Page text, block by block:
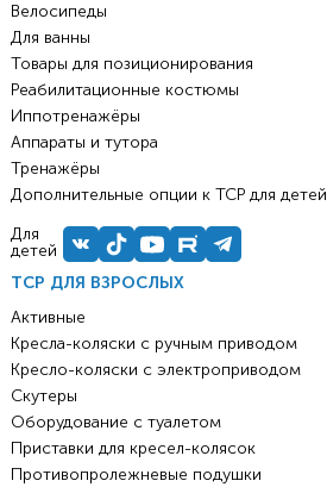
ТСР ДЛЯ ВЗРОСЛЫХ
Активные
Кресла-коляски с ручным приводом
Кресло-коляски с электроприводом
Скутеры
Оборудование с туалетом
Приставки для кресел-колясок
Противопролежневые подушки
Велосипеды
Для ванны
Товары для позиционирования
Реабилитационные костюмы
Иппотренажёры
Аппараты и тутора
Тренажёры
Дополнительные опции к ТСР для детей
Для
детей